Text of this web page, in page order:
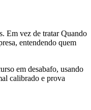
Em vez de tratar Quando
entendendo quem
em desabafo, usando
calibrado e prova